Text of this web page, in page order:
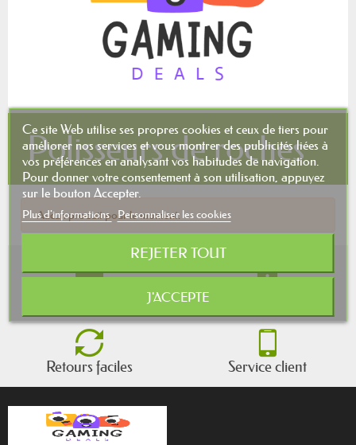
Polisseurs de roches
Aucun produit pour le moment.
Retours faciles Service client
Ce site Web utilise ses propres cookies et ceux de tiers pour
améliorer nos services et vous montrer des publicités liées à
vos préférences en analysant vos habitudes de navigation.
Pour donner votre consentement à son utilisation, appuyez
sur le bouton Accepter.
Plus d'informations Personnaliser les cookies
REJETER TOUT
J'ACCEPTE